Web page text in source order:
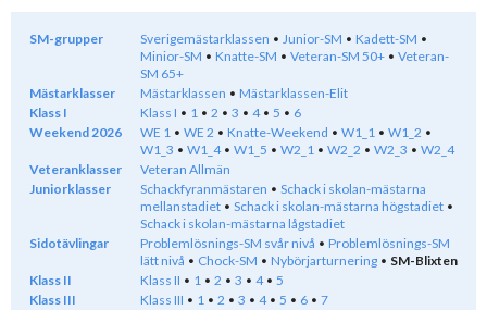
SM-grupper Sverigemästarklassen Junior-SM
Kadett-SM
Minior-SM
Knatte-SM Veteran-SM 50+
Veteran-
SM 65+
Mästarklasser
Mästarklassen
Mästarklassen-Elit
Klass I
Klass I 1 2 3 4 5
6
Weekend 2026
WE 1 WE 2 Knatte-Weekend W1_1
W1_2
W1_3
W1_4 W1_5 W2_1 W2_2 W2_3
W2_4
Veteranklasser
Veteran Allmän
Juniorklasser
Schackfyranmästaren
Schack i skolan-mästarna
mellanstadiet
Schack i skolan-mästarna högstadiet
Schack i skolan-mästarna lågstadiet
Sidotävlingar
Problemlösnings-SM svår nivå
Problemlösnings-SM
lätt nivå
Chock-SM Nybörjarturnering
SM-Blixten
Klass II
Klass II 1 2 3 4
5
Klass III
Klass III 1 2 3 4 5 6
7